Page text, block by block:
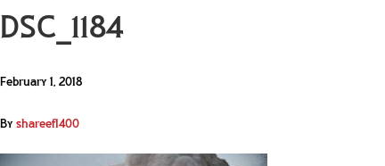
DSC_1184
February 1, 2018
Byshareef1400